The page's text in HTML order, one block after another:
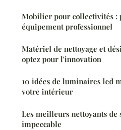
Mobilier pour collectivités :
équipement professionnel
Matériel de nettoyage et
optez pour l'innovation
10 idées de luminaires led
votre intérieur
Les meilleurs nettoyants de
impeccable